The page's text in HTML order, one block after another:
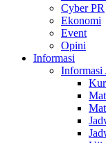
Cyber PR
Ekonomi
Event
Opini
Informasi
Informasi